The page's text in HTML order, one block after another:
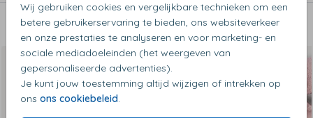
Wij gebruiken cookies en vergelijkbare technieken om een
betere gebruikerservaring te bieden, ons websiteverkeer
en onze prestaties te analyseren en voor marketing- en
sociale mediadoeleinden (het weergeven van
gepersonaliseerde advertenties).
Je kunt jouw toestemming altijd wijzigen of intrekken op
ons ons cookiebeleid.
- Let op: het borduurstiksel is zichtbaar aan de achterzijde
van het oor
Dit vind je misschien ook leuk